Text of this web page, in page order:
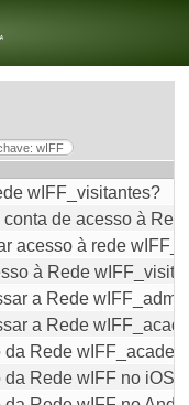
wIFF
wIFF_visitantes?
conta de acesso à
acesso à rede
à Rede
a Rede
a Rede
Rede
Rede wIFF no iOS